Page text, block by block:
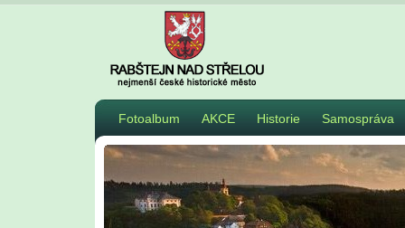
Fotoalbum AKCE Historie Samospráva